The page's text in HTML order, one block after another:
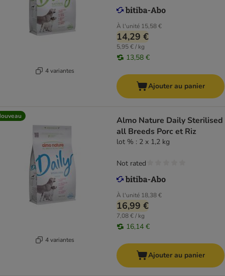
4 variantes
À l'unité 15,58 €
14,29 €
5,95 € / kg
13,58 €
Ajouter au panier
4 variantes
Almo Nature Daily Sterilised
all Breeds Porc et Riz
lot % : 2 x 1,2 kg
À l'unité 18,38 €
16,99 €
7,08 € / kg
16,14 €
Not rated
Ajouter au panier